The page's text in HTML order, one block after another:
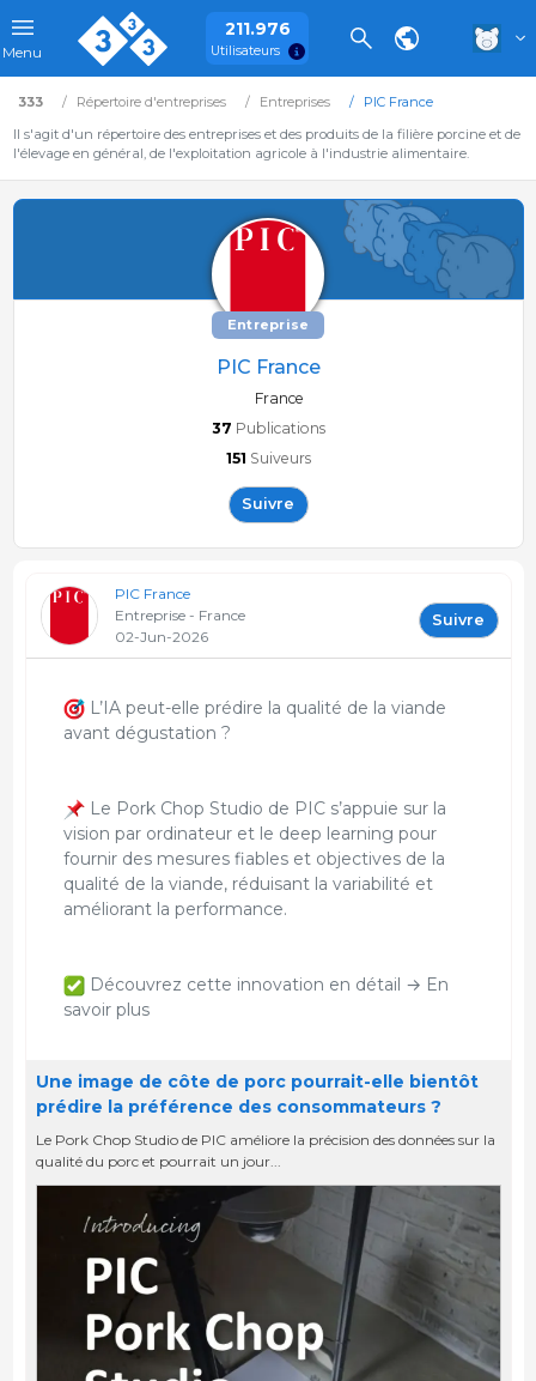
Menu
211.976
Utilisateurs
333 Répertoire d'entreprises Entreprises
PIC France
Il s'agit d'un répertoire des entreprises et des produits de la filière porcine et de
l'élevage en général, de l'exploitation agricole à l'industrie alimentaire.
Entreprise
PIC France
France
37 Publications
151 Suiveurs
Suivre
PIC France
Entreprise - France
02-Jun-2026
Suivre
L’IA peut-elle prédire la qualité de la viande
avant dégustation ?
Le Pork Chop Studio de PIC s’appuie sur la
vision par ordinateur et le deep learning pour
fournir des mesures fiables et objectives de la
qualité de la viande, réduisant la variabilité et
améliorant la performance.
Découvrez cette innovation en détail → En
savoir plus
Une image de côte de porc pourrait-elle bientôt
prédire la préférence des consommateurs ?
Le Pork Chop Studio de PIC améliore la précision des données sur la
qualité du porc et pourrait un jour...